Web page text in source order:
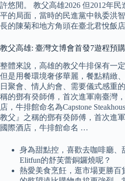
許悠閒。 教父高雄2026 但2012年
平的局面，當時的民進黨中執委洪
長的陳菊和地方角頭在臺北君悅飯店
教父高雄: 臺灣文博會首發7遊程預
整體來說，高雄的教父牛排保有一
但是用餐環境奢侈華麗，餐點精緻
日聚會、情人約會、需要儀式感重
稱的鄧有癸師傅，首次進軍南臺灣
店，牛排館命名為Capstone
教父』之稱的鄧有癸師傅，首次進
國際酒店，牛排館命名 …
身為甜點控，喜歡去咖啡廳、
Elitfun的舒芙蕾銅鑼燒呢？
熱愛美食烹飪，逛市場更勝百